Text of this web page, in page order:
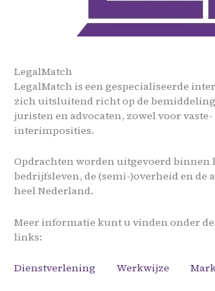
LegalMatch
LegalMatch is een gespecialiseerde
zich uitsluitend richt op de
juristen en advocaten, zowel voor
interimposities.
Opdrachten worden uitgevoerd binnen
bedrijfsleven, de (semi-)overheid en de
heel Nederland.
Meer informatie kunt u vinden onder
links:
Dienstverlening Werkwijze